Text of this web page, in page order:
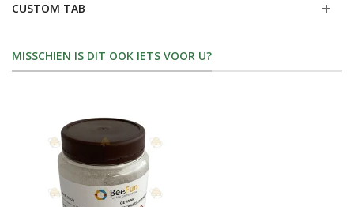
CUSTOM TAB
MISSCHIEN IS DIT OOK IETS VOOR U?